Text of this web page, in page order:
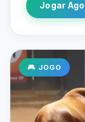
Jogar
🎮 JOGO